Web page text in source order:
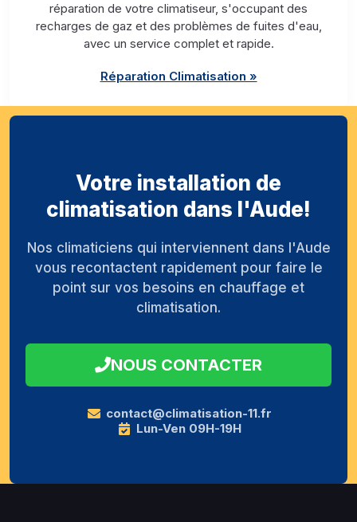
réparation de votre climatiseur, s'occupant des
recharges de gaz et des problèmes de fuites d'eau,
avec un service complet et rapide.
Réparation Climatisation »
Votre installation de
climatisation dans l'Aude!
Nos climaticiens qui interviennent dans l'Aude
vous recontactent rapidement pour faire le
point sur vos besoins en chauffage et
climatisation.
NOUS CONTACTER
contact@climatisation-11.fr
Lun-Ven 09H-19H